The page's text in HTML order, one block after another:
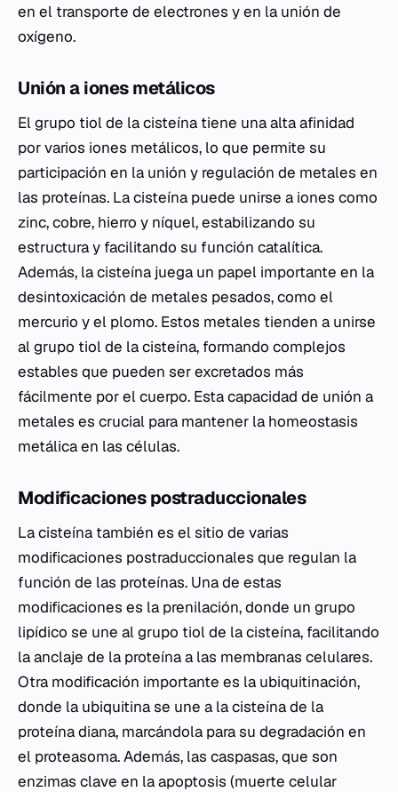
en el transporte de electrones y en la unión de
oxígeno.
Unión a iones metálicos
El grupo tiol de la cisteína tiene una alta afinidad
por varios iones metálicos, lo que permite su
participación en la unión y regulación de metales en
las proteínas. La cisteína puede unirse a iones como
zinc, cobre, hierro y níquel, estabilizando su
estructura y facilitando su función catalítica.
Además, la cisteína juega un papel importante en la
desintoxicación de metales pesados, como el
mercurio y el plomo. Estos metales tienden a unirse
al grupo tiol de la cisteína, formando complejos
estables que pueden ser excretados más
fácilmente por el cuerpo. Esta capacidad de unión a
metales es crucial para mantener la homeostasis
metálica en las células.
Modificaciones postraduccionales
La cisteína también es el sitio de varias
modificaciones postraduccionales que regulan la
función de las proteínas. Una de estas
modificaciones es la prenilación, donde un grupo
lipídico se une al grupo tiol de la cisteína, facilitando
la anclaje de la proteína a las membranas celulares.
Otra modificación importante es la ubiquitinación,
donde la ubiquitina se une a la cisteína de la
proteína diana, marcándola para su degradación en
el proteasoma. Además, las caspasas, que son
enzimas clave en la apoptosis (muerte celular